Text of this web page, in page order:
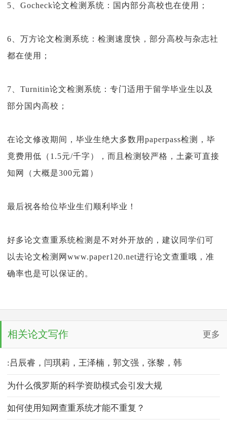
5 、Gocheck论文检测系统：国内部分高校也在使用；
6 、万方论文检测系统：检测速度快，部分高校与杂志社
都在使用；
7 、Turnitin论文检测系统：专门适用于留学毕业生以及
部分国内高校；
在论文修改期间，毕业生绝大多数用paperpass检测，毕
竟费用低（1.5元/千字），而且检测较严格，土豪可直接
知网（大概是300元篇）
最后祝各给位毕业生们顺利毕业！
好多论文查重系统检测是不对外开放的，建议同学们可
以去论文检测网www.paper120.net进行论文查重哦，准
确率也是可以保证的。
相关论文写作 更多
:吕辰睿，闫琪莉，王泽楠，郭文强，张黎，韩
为什么俄罗斯的科学资助模式会引发大规
如何使用知网查重系统才能不重复？